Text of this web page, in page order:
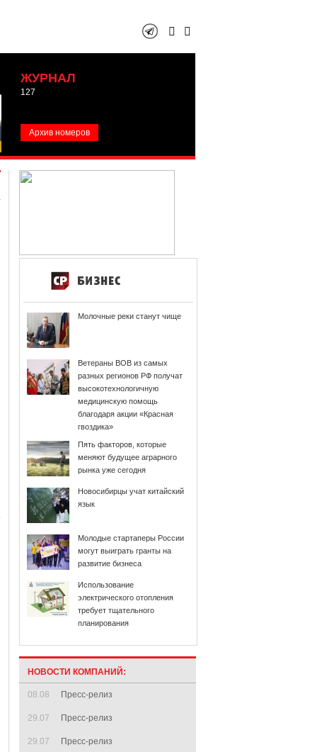
ЖУРНАЛ
127
Архив номеров
Молочные реки станут чище
Ветераны ВОВ из самых
разных регионов РФ получат
высокотехнологичную
медицинскую помощь
благодаря акции «Красная
гвоздика»
Пять факторов, которые
меняют будущее аграрного
рынка уже сегодня
Новосибирцы учат китайский
язык
Молодые стартаперы России
могут выиграть гранты на
развитие бизнеса
Использование
электрического отопления
требует тщательного
планирования
НОВОСТИ КОМПАНИЙ:
08.08 Пресс-релиз
29.07 Пресс-релиз
29.07 Пресс-релиз